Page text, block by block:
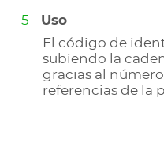
Uso
El código de
subiendo la
gracias al
referencias de la